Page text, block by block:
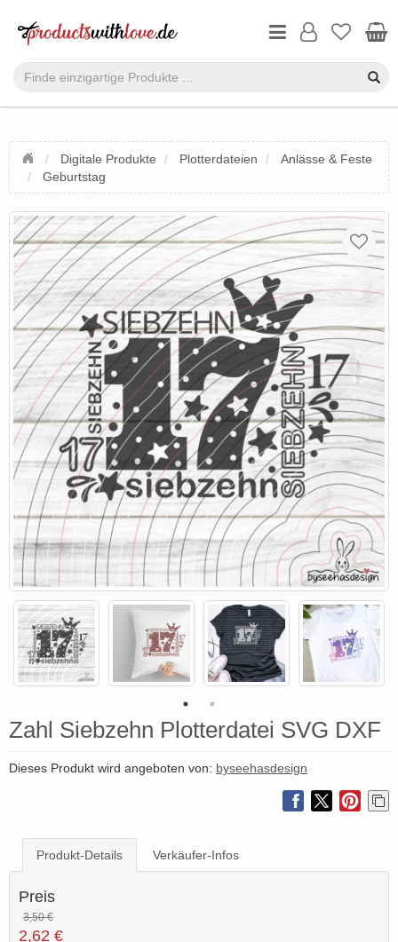
Digitale Produkte Plotterdateien
Anlässe & Feste
Geburtstag
Zahl Siebzehn Plotterdatei SVG DXF
Dieses Produkt wird angeboten von: byseehasdesign
Produkt-Details Verkäufer-Infos
Preis
3,50 €
2,62 €